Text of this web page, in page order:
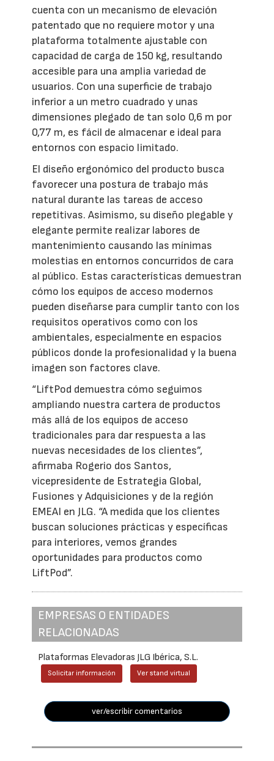
cuenta con un mecanismo de elevación
patentado que no requiere motor y una
plataforma totalmente ajustable con
capacidad de carga de 150 kg, resultando
accesible para una amplia variedad de
usuarios. Con una superficie de trabajo
inferior a un metro cuadrado y unas
dimensiones plegado de tan solo 0,6 m por
0,77 m, es fácil de almacenar e ideal para
entornos con espacio limitado.
El diseño ergonómico del producto busca
favorecer una postura de trabajo más
natural durante las tareas de acceso
repetitivas. Asimismo, su diseño plegable y
elegante permite realizar labores de
mantenimiento causando las mínimas
molestias en entornos concurridos de cara
al público. Estas características demuestran
cómo los equipos de acceso modernos
pueden diseñarse para cumplir tanto con los
requisitos operativos como con los
ambientales, especialmente en espacios
públicos donde la profesionalidad y la buena
imagen son factores clave.
“LiftPod demuestra cómo seguimos
ampliando nuestra cartera de productos
más allá de los equipos de acceso
tradicionales para dar respuesta a las
nuevas necesidades de los clientes”,
afirmaba Rogerio dos Santos,
vicepresidente de Estrategia Global,
Fusiones y Adquisiciones y de la región
EMEAI en JLG. “A medida que los clientes
buscan soluciones prácticas y específicas
para interiores, vemos grandes
oportunidades para productos como
LiftPod”.
EMPRESAS O ENTIDADES
RELACIONADAS
Plataformas Elevadoras JLG Ibérica, S.L.
Solicitar información Ver stand virtual
ver/escribir comentarios